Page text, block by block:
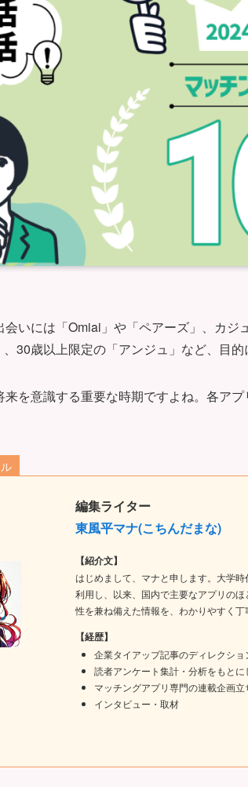
会いには「Omiai」や「ペアーズ」、カ
、30歳以上限定の「アンジュ」など、目
来を意識する重要な時期ですよね。各ア
編集ライター
東風平マナ(こちんだまな)
【紹介文】
はじめまして、マナと申します。大学
利用し、以来、国内で主要なアプリの
性を兼ね備えた情報を、わかりやすく
【経歴】
企業タイアップ記事のディレクシ
読者アンケート集計・分析をもとに
マッチングアプリ専門の連載企画
インタビュー・取材